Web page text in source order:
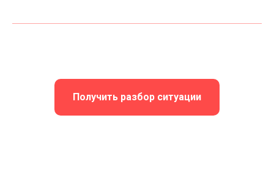
Получить разбор ситуации